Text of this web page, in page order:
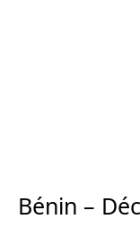
Bénin –